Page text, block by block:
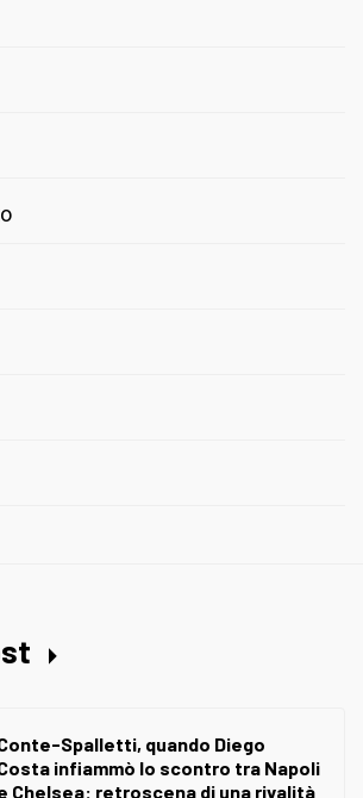
Spalletti, quando Diego
infiammò lo scontro tra Napoli
Chelsea: retroscena di una rivalità